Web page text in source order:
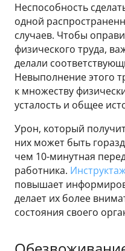
Неспособность
одной
случаев. Чтобы
физического труда,
делали
Невыполнение этого
к множеству
усталость и общее
Урон, который
них может быть
чем 10-минутная
работника.
повышает
делает их более
состояния своего